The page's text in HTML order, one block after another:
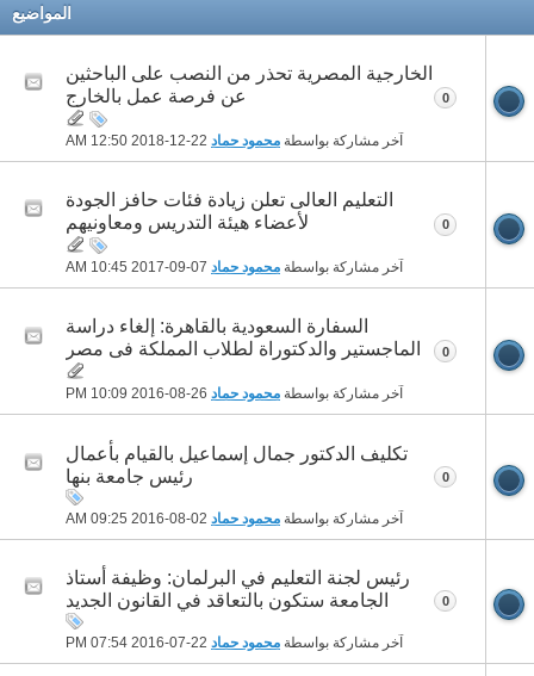
المواضيع
الخارجية المصرية تحذر من النصب على الباحثين
عن فرصة عمل بالخارج
آخر مشاركة بواسطة محمود حماد 12:50 AM
0
التعليم العالى تعلن زيادة فئات حافز الجودة
لأعضاء هيئة التدريس ومعاونيهم
آخر مشاركة بواسطة محمود حماد 10:45 AM
0
السفارة السعودية بالقاهرة: إلغاء دراسة
الماجستير والدكتوراة لطلاب المملكة فى مصر
آخر مشاركة بواسطة محمود حماد 10:09 PM
0
تكليف الدكتور جمال إسماعيل بالقيام بأعمال
رئيس جامعة بنها
آخر مشاركة بواسطة محمود حماد 09:25 AM
0
رئيس لجنة التعليم في البرلمان: وظيفة أستاذ
الجامعة ستكون بالتعاقد في القانون الجديد
آخر مشاركة بواسطة محمود حماد 07:54 PM
0